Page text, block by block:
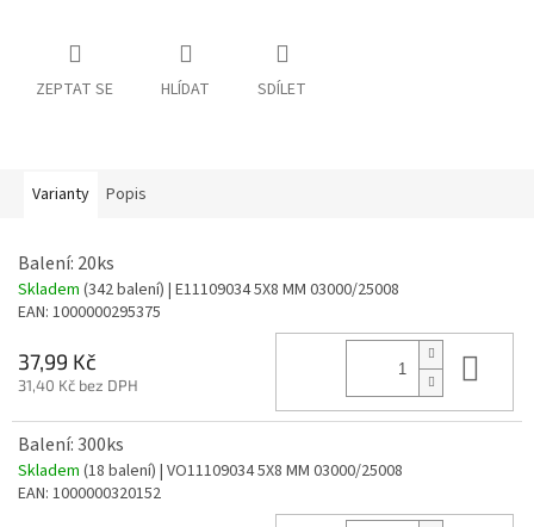
ZEPTAT SE HLÍDAT SDÍLET
Varianty Popis
Balení: 20ks
Skladem (342 balení) | E11109034 5X8 MM 03000/25008
EAN: 1000000295375
37,99 Kč
31,40 Kč bez DPH
Balení: 300ks
Skladem (18 balení) | VO11109034 5X8 MM 03000/25008
EAN: 1000000320152